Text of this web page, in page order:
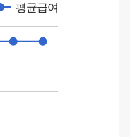
평균급여